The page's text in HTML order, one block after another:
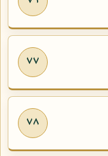
٧٧
٧٨